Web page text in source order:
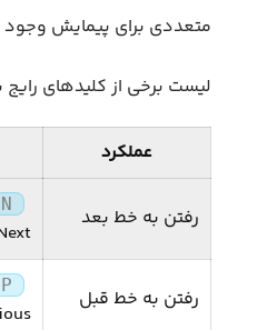
متعددی برای پیمایش وجود
لیست برخی از کلیدهای رایج
عملکرد
رفتن به خط بعد
رفتن به خط قبل